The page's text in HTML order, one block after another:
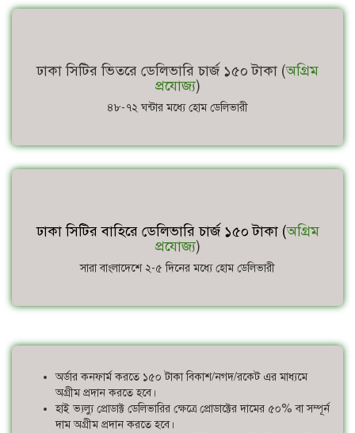
ঢাকা সিটির ভিতরে ডেলিভারি চার্জ ১৫০ টাকা (অগ্রিম
প্রযোজ্য)
৪৮-৭২ ঘন্টার মধ্যে হোম ডেলিভারী
ঢাকা সিটির বাহিরে ডেলিভারি চার্জ ১৫০ টাকা (অগ্রিম
প্রযোজ্য)
সারা বাংলাদেশে ২-৫ দিনের মধ্যে হোম ডেলিভারী
অর্ডার কনফার্ম করতে ১৫০ টাকা বিকাশ/নগদ/রকেট এর মাধ্যমে
অগ্রীম প্রদান করতে হবে।
হাই ভ্যল্যু প্রোডাক্ট ডেলিভারির ক্ষেত্রে প্রোডাক্টের দামের ৫০% বা সম্পূর্ন
দাম অগ্রীম প্রদান করতে হবে।